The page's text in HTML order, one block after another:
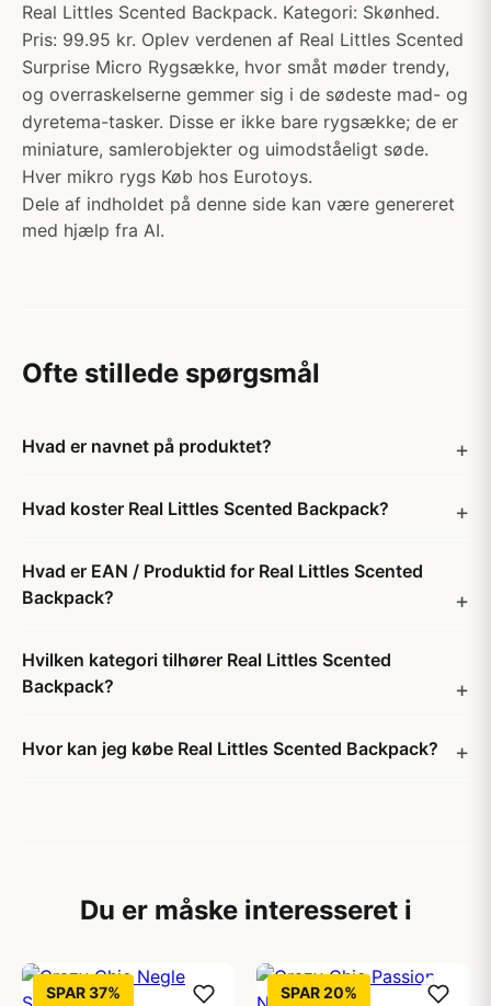
Real Littles Scented Backpack. Kategori: Skønhed.
Pris: 99.95 kr. Oplev verdenen af Real Littles Scented
Surprise Micro Rygsække, hvor småt møder trendy,
og overraskelserne gemmer sig i de sødeste mad- og
dyretema-tasker. Disse er ikke bare rygsække; de er
miniature, samlerobjekter og uimodståeligt søde.
Hver mikro rygs Køb hos Eurotoys.
Dele af indholdet på denne side kan være genereret
med hjælp fra AI.
Ofte stillede spørgsmål
Hvad er navnet på produktet?
Hvad koster Real Littles Scented Backpack?
Hvad er EAN / Produktid for Real Littles Scented
Backpack?
Hvilken kategori tilhører Real Littles Scented
Backpack?
Hvor kan jeg købe Real Littles Scented Backpack?
Du er måske interesseret i
SPAR 37% SPAR 20%